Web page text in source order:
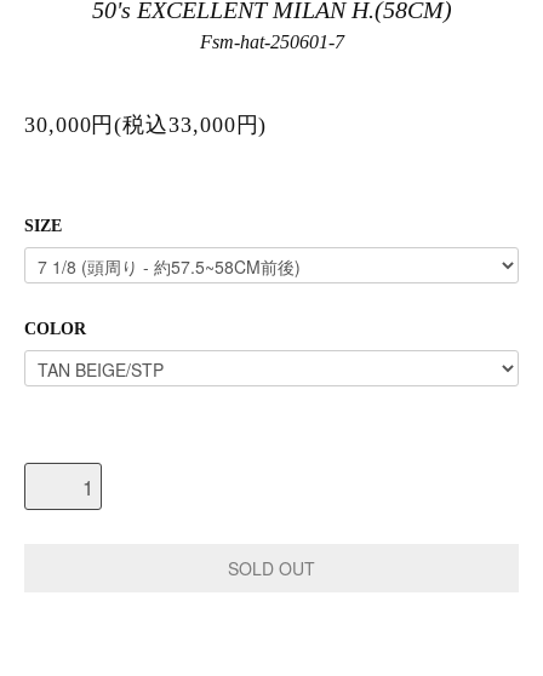
50's EXCELLENT MILAN H.(58CM)
Fsm-hat-250601-7
30,000円(税込33,000円)
SIZE
COLOR